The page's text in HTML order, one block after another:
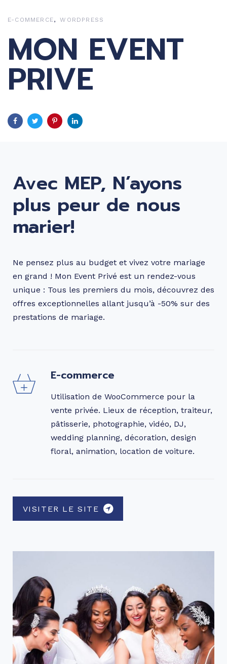
links
navigation
Skip
content
E-COMMERCE WORDPRESS
MON EVENT
PRIVE
Avec MEP, N’ayons
plus peur de nous
marier!
Ne pensez plus au budget et vivez votre mariage
en grand ! Mon Event Privé est un rendez-vous
unique : Tous les premiers du mois, découvrez des
offres exceptionnelles allant jusqu’à -50% sur des
prestations de mariage.
E-commerce
Utilisation de WooCommerce pour la
vente privée. Lieux de réception, traiteur,
pâtisserie, photographie, vidéo, DJ,
wedding planning, décoration, design
floral, animation, location de voiture.
VISITER LE SITE